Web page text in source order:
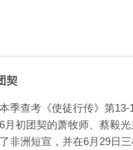
契
本季查考《使徒行传》第13-
6月初团契的萧牧师、蔡毅
了非洲短宣，并在6月29日